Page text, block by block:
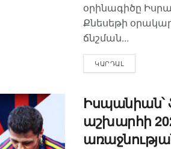
օրինագիծը
Քնեսեթի
ճնշման...
ԿԱՐԴԱԼ
Իսպանիան՝
աշխարհի